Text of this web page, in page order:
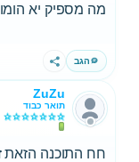
מה מספיק יא הומו
הגב שתף
ZuZu
תואר כבוד